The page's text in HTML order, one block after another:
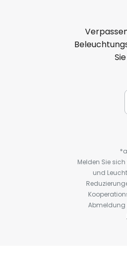
Melden Sie
und
Abmeldung